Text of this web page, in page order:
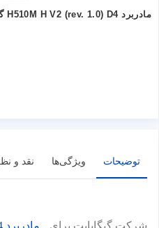
مادربرد H510M H V2 (rev. 1.0) D4 گیگابایت سوکت 1200
توضیحات ویژگی‌ها نقد و